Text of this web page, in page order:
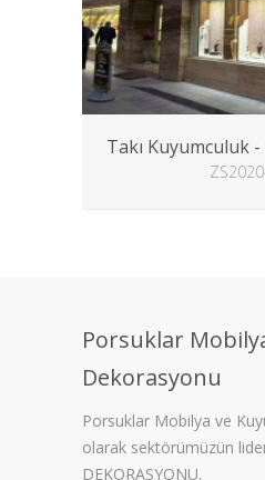
Takı Kuyumculuk
Porsuklar
Dekorasyonu
Porsuklar Mobilya ve
olarak sektörümüzün
DEKORASYONU.